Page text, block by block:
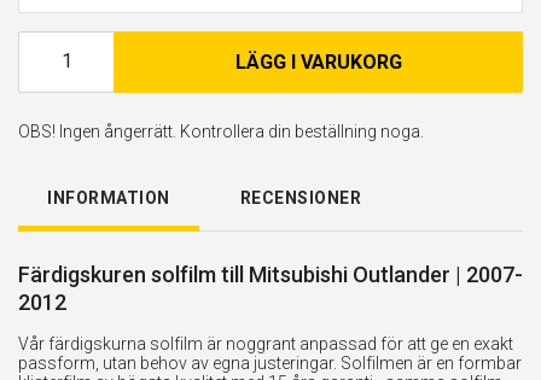
LÄGG I VARUKORG
OBS! Ingen ångerrätt. Kontrollera din beställning noga.
INFORMATION RECENSIONER
Färdigskuren solfilm till Mitsubishi Outlander | 2007-
2012
Vår färdigskurna solfilm är noggrant anpassad för att ge en exakt
passform, utan behov av egna justeringar. Solfilmen är en formbar